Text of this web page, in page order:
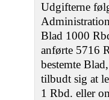
Udgifterne
Blad 1000
anførte 5716
bestemte
tilbudt sig at
1 Rbd. eller